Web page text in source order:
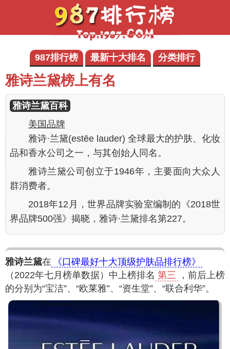
987排行榜 最新十大排名 分类排行
雅诗兰黛榜上有名
雅诗兰黛百科
美国品牌
雅诗·兰黛(estēe lauder) 全球最大的护肤、化妆
品和香水公司之一，与其创始人同名。
雅诗兰黛公司创立于1946年，主要面向大众人
群消费者。
2018年12月，世界品牌实验室编制的《2018世
界品牌500强》揭晓，雅诗·兰黛排名第227。
雅诗兰黛在
《口碑最好十大顶级护肤品排行榜》
（2022年七月榜单数据）中上榜排名 第三
，前后上榜
的分别为“宝洁”、“欧莱雅”、“资生堂”、“联合利华”。